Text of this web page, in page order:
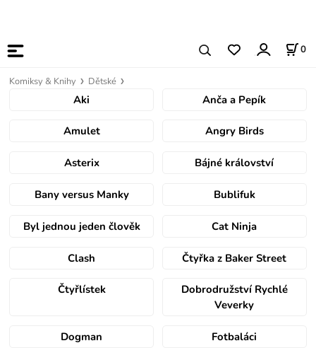
0
Komiksy & Knihy Dětské
Aki Anča a Pepík
Amulet Angry Birds
Asterix Bájné království
Bany versus Manky Bublifuk
Byl jednou jeden člověk Cat Ninja
Clash Čtyřka z Baker Street
Čtyřlístek
Dobrodružství Rychlé
Veverky
Dogman Fotbaláci